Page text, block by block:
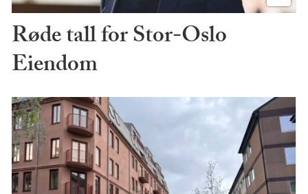
Røde tall for Stor-Oslo
Eiendom